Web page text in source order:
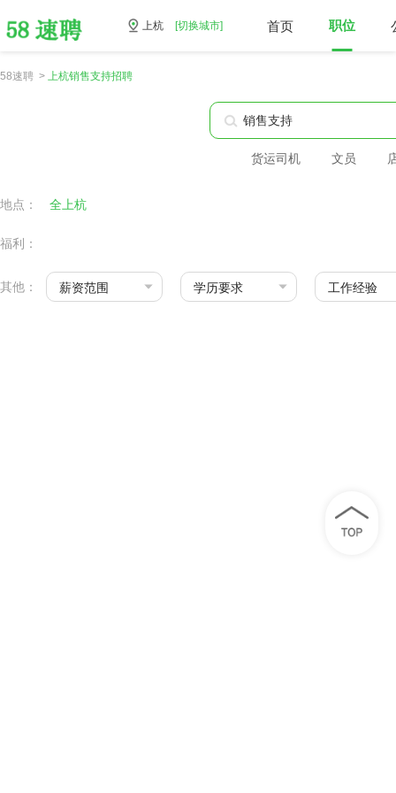
上杭 [切换城市] 首页 职位
58速聘 > 上杭销售支持招聘
货运司机 文员
地点： 全上杭
福利：
其他： 薪资范围 学历要求 工作经验